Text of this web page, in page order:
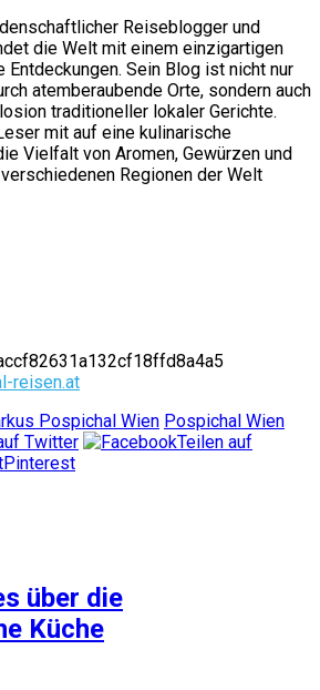
Reiseblogger und
die Welt mit einem einzigartigen
Entdeckungen. Sein Blog ist nicht nur
atemberaubende Orte, sondern auch
traditioneller lokaler Gerichte.
mit auf eine kulinarische
Vielfalt von Aromen, Gewürzen und
Regionen der Welt
reisen.at
Pospichal Wien Pospichal Wien
Twitter
Teilen auf
Pinterest
über die
Küche